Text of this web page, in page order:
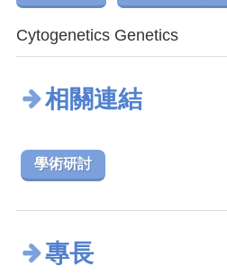
Cytogenetics Genetics
相關連結
學術研討
專長